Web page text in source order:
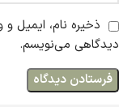
ذخیره نام، ایمیل
دیدگاهی می‌نویسم.